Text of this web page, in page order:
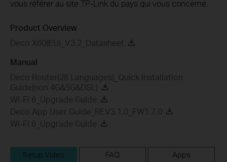
vous référer au site TP-Link du pays qui vous concerne.
Product Overview
Deco X60(EU)_V3.2_Datasheet
Manual
Deco Router(28 Languages)_Quick Installation
Guide(non 4G&5G&DSL)
Wi-Fi 6_Upgrade Guide
Deco App User Guide_REV3.1.0_FW1.7.0
Wi-Fi 6_Upgrade Guide
Setup Video FAQ Apps